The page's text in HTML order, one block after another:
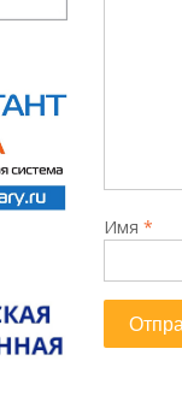
Имя *